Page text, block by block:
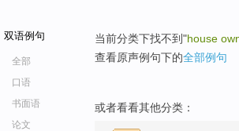
双语例句
全部
口语
书面语
论文
当前分类下找不到"house
查看原声例句下的全部例句
或者看看其他分类：